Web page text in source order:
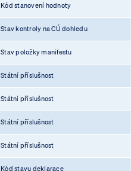
Kód stanovení hodnoty
Stav kontroly na CÚ dohledu
Stav položky manifestu
Státní příslušnost
Státní příslušnost
Státní příslušnost
Státní příslušnost
Kód stavu deklarace